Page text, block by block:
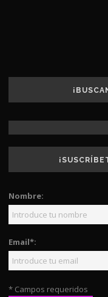
Nombre:
Email*:
* Campos requeridos